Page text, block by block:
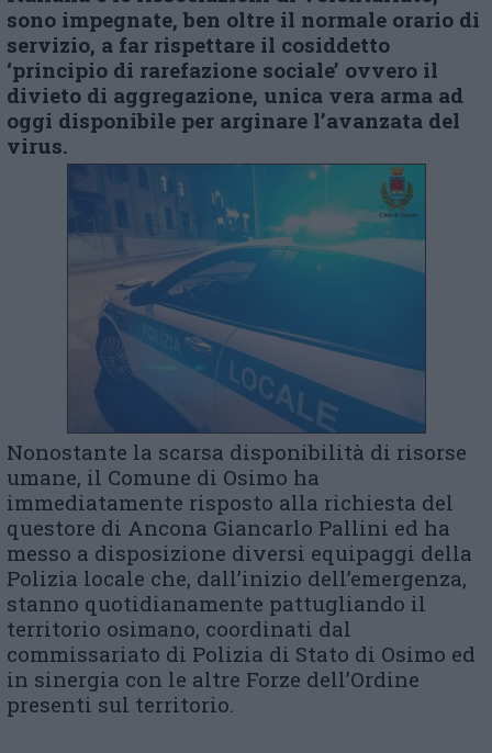
sono impegnate, ben oltre il normale orario di
servizio, a far rispettare il cosiddetto
‘principio di rarefazione sociale’ ovvero il
divieto di aggregazione, unica vera arma ad
oggi disponibile per arginare l’avanzata del
virus.
Nonostante la scarsa disponibilità di risorse
umane, il Comune di Osimo ha
immediatamente risposto alla richiesta del
questore di Ancona Giancarlo Pallini ed ha
messo a disposizione diversi equipaggi della
Polizia locale che, dall’inizio dell’emergenza,
stanno quotidianamente pattugliando il
territorio osimano, coordinati dal
commissariato di Polizia di Stato di Osimo ed
in sinergia con le altre Forze dell’Ordine
presenti sul territorio.